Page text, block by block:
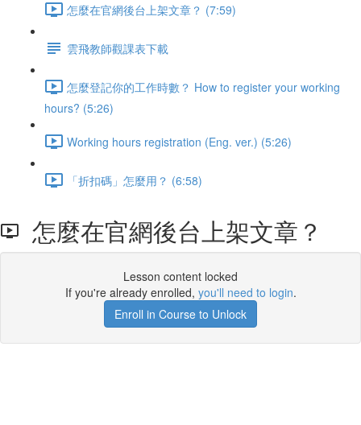
怎麼在官網後台上架文章？ (7:59)
雲飛教師觀課表下載
怎麼登記你的工作時數？ How to register your working
hours? (5:26)
Working hours registration (Eng. ver.) (5:26)
「折扣碼」怎麼用？ (6:58)
怎麼在官網後台上架文章？
Lesson content locked
If you're already enrolled, you'll need to login.
Enroll in Course to Unlock